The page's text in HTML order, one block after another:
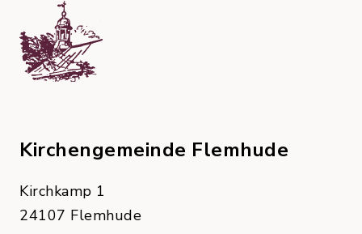
Kirchengemeinde Flemhude
Kirchkamp 1
24107 Flemhude